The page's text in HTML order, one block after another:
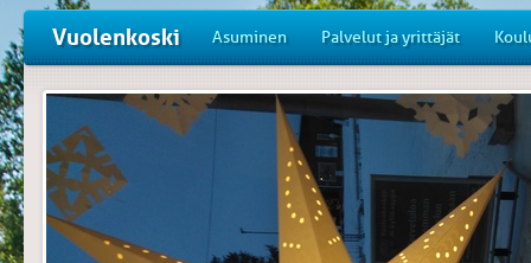
Vuolenkoski Asuminen Palvelut ja yrittäjät